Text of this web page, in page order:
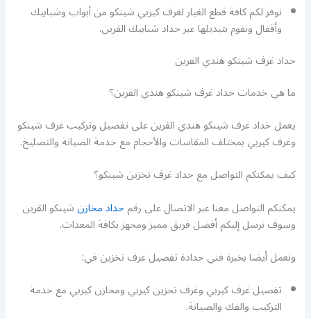
نوفر لكم كافة قطع الغيار لغرف كيربي شينكو من أبواب وشبابيك
وأقفال ونقوم بتبديلها عبر حداد شبابيك القرين.
حداد غرف شينكو هندي القرين
ما هي خدمات حداد غرف شينكو هندي القرين؟
يعمل حداد غرف شينكو هندي القرين على تفصيل وتركيب غرف شينكو
وغرف كيربي بمختلف المقاسات والأحجام مع خدمة الصيانة والتصليح.
كيف يمكنكم التواصل مع حداد غرف تخزين شينكو؟
يمكنكم التواصل معنا عبر الاتصال على رقمحداد مخازنشينكو القرين
وسوف نرسل إليكم أفضل فريق مميز ومجهز بكافة المعدات.
ونعمل أيضا بخبرة فني حدادة تفصيل غرف تخزين في:
تفصيل غرف كيربي وغرف تخزين كيربي ومخازن كيربي مع خدمة
التركيب والفك والصيانة.